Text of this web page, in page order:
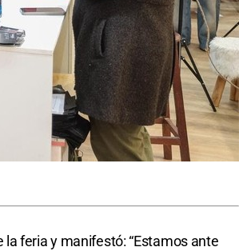
feria y manifestó: “Estamos ante